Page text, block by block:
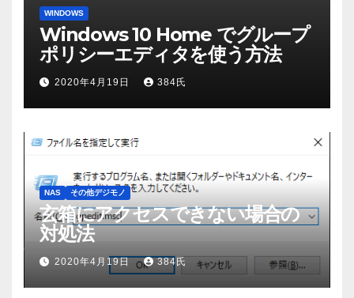
WINDOWS
Windows 10 Home でグループ
ポリシーエディタを使う方法
2020年4月19日 384氏
NAS その他デジモノ
玄箱にアクセスできない場合の
対処法
2020年4月19日 384氏